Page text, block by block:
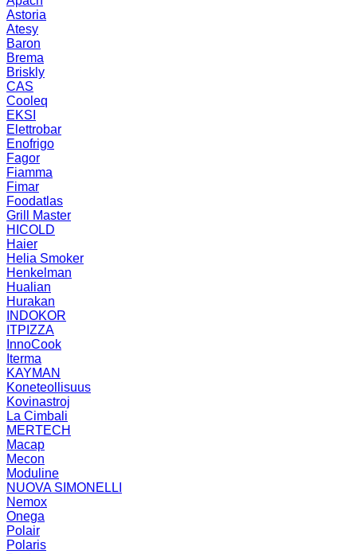
Astoria
Atesy
Baron
Brema
Briskly
CAS
Cooleq
EKSI
Elettrobar
Enofrigo
Fagor
Fiamma
Fimar
Foodatlas
Grill Master
HICOLD
Haier
Helia Smoker
Henkelman
Hualian
Hurakan
INDOKOR
ITPIZZA
InnoCook
Iterma
KAYMAN
Koneteollisuus
Kovinastroj
La Cimbali
MERTECH
Macap
Mecon
Moduline
NUOVA SIMONELLI
Nemox
Onega
Polair
Polaris